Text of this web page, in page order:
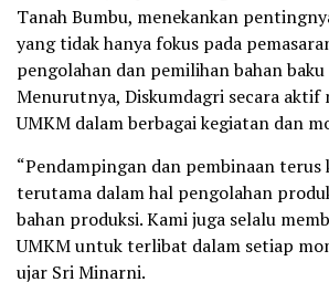
Tanah Bumbu, menekankan
yang tidak hanya fokus pada
pengolahan dan pemilihan bahan
Menurutnya, Diskumdagri secara aktif
UMKM dalam berbagai kegiatan dan
“Pendampingan dan pembinaan terus
terutama dalam hal pengolahan
bahan produksi. Kami juga selalu
UMKM untuk terlibat dalam setiap
ujar Sri Minarni.